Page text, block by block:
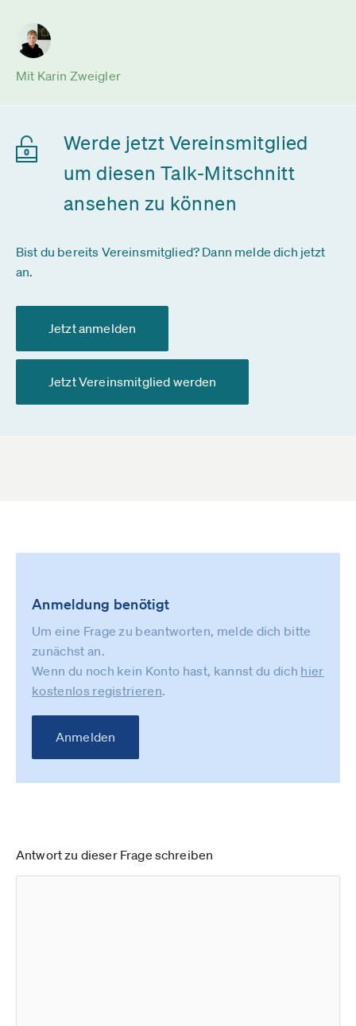
Mit Karin Zweigler
Werde jetzt Vereinsmitglied
um diesen Talk-Mitschnitt
ansehen zu können
Bist du bereits Vereinsmitglied? Dann melde dich jetzt
an.
Jetzt anmelden
Jetzt Vereinsmitglied werden
Anmeldung benötigt
Um eine Frage zu beantworten, melde dich bitte
zunächst an.
Wenn du noch kein Konto hast, kannst du dich hier
kostenlos registrieren.
Anmelden
Antwort zu dieser Frage schreiben